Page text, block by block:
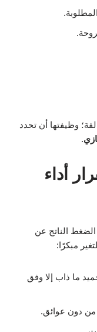
وظيفتها أن تحدد
.
أداء
الضغط الناتج عن
مبكرًا:
ما ذاب إلا وفق
من دون عوائق.